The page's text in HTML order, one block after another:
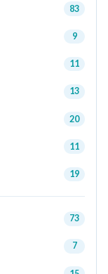
83
9
11
13
20
11
19
73
7